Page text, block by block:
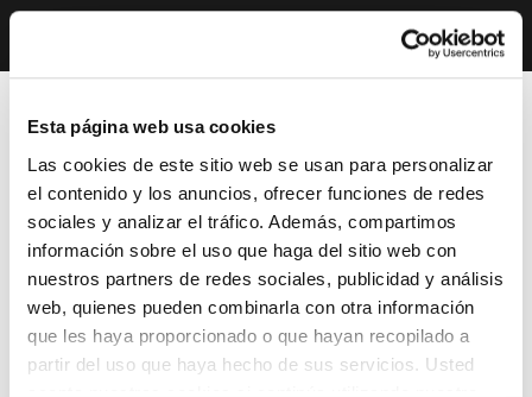
Esta página web usa cookies
Las cookies de este sitio web se usan para personalizar
el contenido y los anuncios, ofrecer funciones de redes
sociales y analizar el tráfico. Además, compartimos
información sobre el uso que haga del sitio web con
nuestros partners de redes sociales, publicidad y análisis
web, quienes pueden combinarla con otra información
que les haya proporcionado o que hayan recopilado a
partir del uso que haya hecho de sus servicios. Usted